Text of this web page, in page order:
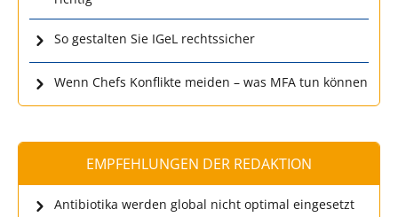
So gestalten Sie IGeL rechtssicher
Wenn Chefs Konflikte meiden – was MFA tun können
EMPFEHLUNGEN DER REDAKTION
Antibiotika werden global nicht optimal eingesetzt